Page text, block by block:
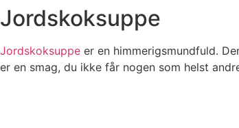
Jordskoksuppe
Jordskoksuppe er en himmerigsmundfuld.
er en smag, du ikke får nogen som helst